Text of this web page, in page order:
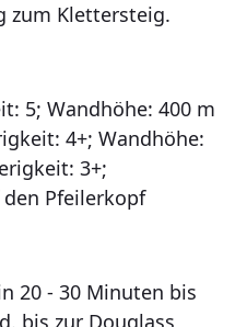
zum Klettersteig.
5; Wandhöhe: 400 m
4+; Wandhöhe:
3+;
Pfeilerkopf
20 - 30 Minuten bis
bis zur Douglass